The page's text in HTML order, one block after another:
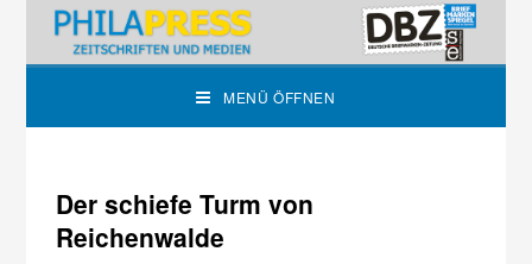
MENÜ ÖFFNEN
Der schiefe Turm von
Reichenwalde